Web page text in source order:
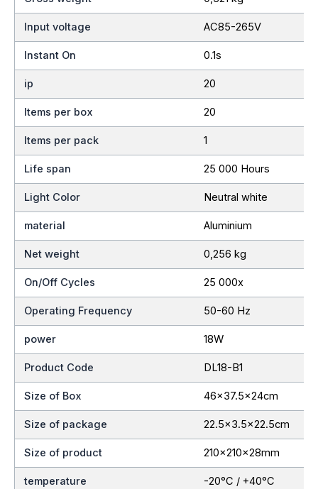
Input voltage AC85-265V
Instant On 0.1s
ip 20
Items per box 20
Items per pack 1
Life span 25 000 Hours
Light Color Neutral white
material Aluminium
Net weight 0,256 kg
On/Off Cycles 25 000x
Operating Frequency 50-60 Hz
power 18W
Product Code DL18-B1
Size of Box 46×37.5x24cm
Size of package 22.5×3.5×22.5cm
Size of product 210x210x28mm
temperature -20°C / +40°C